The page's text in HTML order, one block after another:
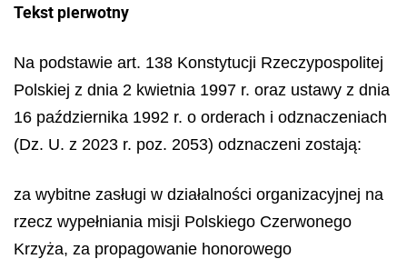
Tekst pierwotny
Na podstawie art. 138 Konstytucji Rzeczypospolitej
Polskiej z dnia 2 kwietnia 1997 r. oraz ustawy z dnia
16 października 1992 r. o orderach i odznaczeniach
(Dz. U. z 2023 r. poz. 2053) odznaczeni zostają:
za wybitne zasługi w działalności organizacyjnej na
rzecz wypełniania misji Polskiego Czerwonego
Krzyża, za propagowanie honorowego